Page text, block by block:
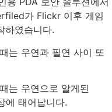
가 Flickr 이후 게임
하였습니다.
는 우연과 필연 사이 또
는 우연으로 알게된
에 태어납니다.